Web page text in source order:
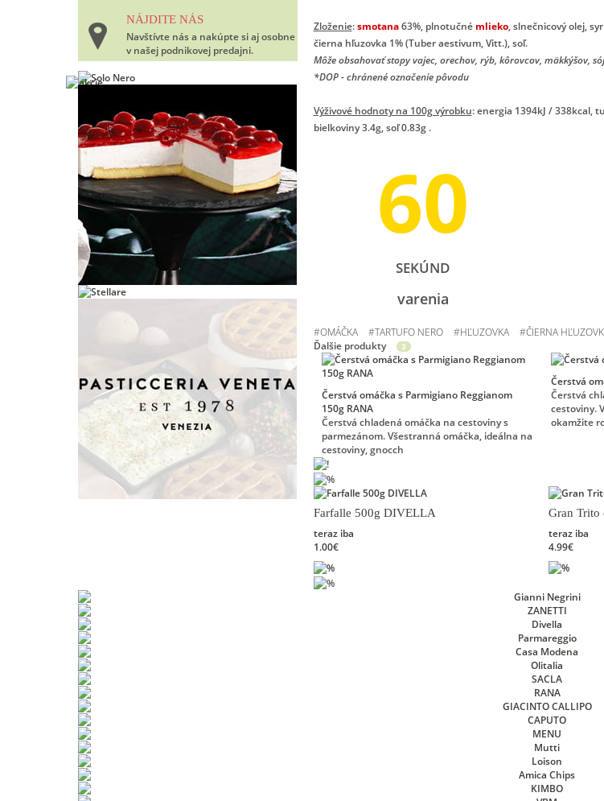
NÁJDITE NÁS
Navštívte nás a nakúpte si aj osobne
v našej podnikovej predajni.
Zloženie:smotana63%, plnotučné mlieko, slnečnicový olej,
čierna hľuzovka 1% (Tuber aestivum, Vitt.), soľ.
Môže obsahovať stopy vajec, orechov, rýb, kôrovcov, mäkkýšov,
*DOP - chránené označenie pôvodu
Výživové hodnoty na 100g výrobku: energia 1394kJ / 338kcal,
bielkoviny 3.4g, soľ 0.83g .
60
SEKÚND
varenia
#OMÁČKA #TARTUFO NERO #HĽUZOVKA #ČIERNA
Ďalšie produkty
3
Čerstvá omáčka s Parmigiano Reggianom
150g RANA
Čerstvá chladená omáčka na cestoviny s
parmezánom. Všestranná omáčka, ideálna na
cestoviny, gnocch
Čerstvá
Čerstvá
cestoviny.
okamžite
Farfalle 500g DIVELLA
teraz iba
1.00€
Gran
teraz iba
4.99€